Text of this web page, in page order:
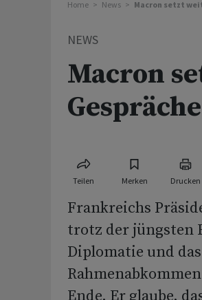
Home News Macron setzt
NEWS
Macron
Teilen Merken Drucken
Frankreichs
trotz der jüngsten
Diplomatie und
Ende. Er glaube,